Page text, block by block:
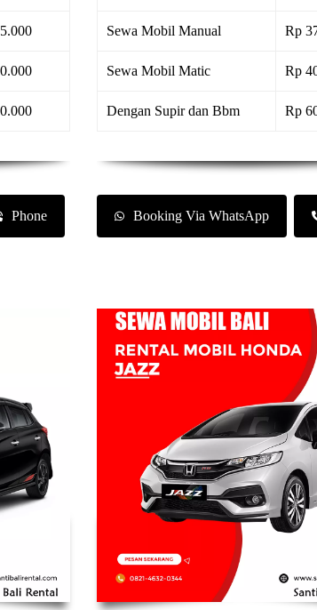
Phone
Sewa Mobil Manual Rp
Sewa Mobil Matic Rp
Dengan Supir dan Bbm Rp
Booking Via WhatsApp